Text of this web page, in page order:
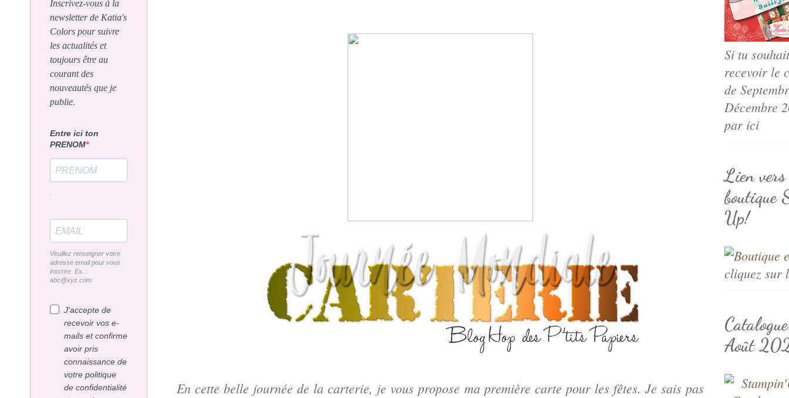
En cette belle journée de la carterie, je vous propose ma première carte pour les fêtes. Je sais pas
Inscrivez-vous à la
newsletter de Katia's
Colors pour suivre
les actualités et
toujours être au
courant des
nouveautés que je
publie.
Entre ici ton
PRENOM
Veuillez renseigner votre
adresse email pour vous
inscrire. Ex. :
abc@xyz.com
J'accepte de
recevoir vos e-
mails et confirme
avoir pris
connaissance de
votre politique
de confidentialité
Si tu
recevoir le
de
Décembre
par ici
Lien
boutique
Up!
cliquez sur
Août